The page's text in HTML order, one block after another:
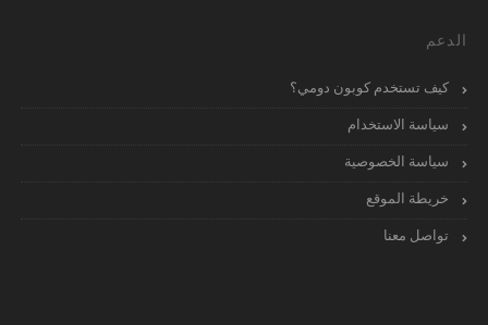
الدعم
كيف تستخدم كوبون دومي؟
سياسة الاستخدام
سياسة الخصوصية
خريطة الموقع
تواصل معنا